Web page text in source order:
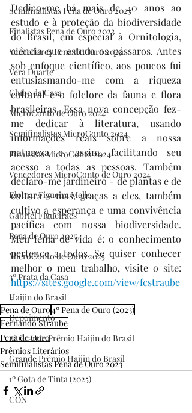
Semifinalistas Pena de Ouro 2023
Finalistas Pena de Ouro 2023
Vencedores Pena de Ouro 2023
Vera Duarte
Clube da Casa
MicroConto de Ouro 2024
Semifinalistas MicroConto 2024
Finalistas MicroConto 2024
Vencedores MicroConto de Ouro 2024
Elomar Figueira Mello
Gabriel Figueiraes
Pena de Ouro 2025
MicroConto de Ouro 2025
3º Prata da Casa
Haijin do Brasil
Depoimento
2º Grande Prêmio Haijin do Brasil
Grande Prêmio Haijin do Brasil
1º Gota de Tinta (2025)
CON
Dedico-me há mais de 40 anos ao
estudo e à proteção da biodiversidade
do Brasil, em especial à Ornitologia,
ciência que estuda os pássaros. Antes
sob enfoque científico, aos poucos fui
entusiasmando-me com a riqueza
cultural e o folclore da fauna e flora
brasileiras. Essa nova concepção fez-
me dedicar à literatura, usando
informações reais sobre a nossa
natureza e, assim, facilitando seu
acesso a todas as pessoas. Também
declaro-me jardineiro - de plantas e de
cultura - mas, graças a eles, também
cultivo a esperança e uma convivência
pacífica com nossa biodiversidade.
Meu lema de vida é: o conhecimento
pertence a todos. Se quiser conhecer
https://sites.google.com/view/fcstraube
.
Pena de Ouro4º Pena de Ouro (2023)
Fernando Straube
Pena de Ouro
Prêmios Literários
Semifinalistas Pena de Ouro 2023